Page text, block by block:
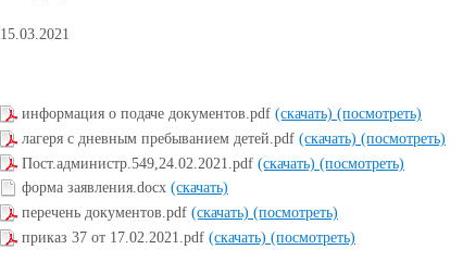
15.03.2021
информация о подаче документов.pdf (скачать) (посмотреть)
лагеря с дневным пребыванием детей.pdf (скачать) (посмотреть)
Пост.администр.549,24.02.2021.pdf (скачать) (посмотреть)
форма заявления.docx (скачать)
перечень документов.pdf (скачать) (посмотреть)
приказ 37 от 17.02.2021.pdf (скачать) (посмотреть)